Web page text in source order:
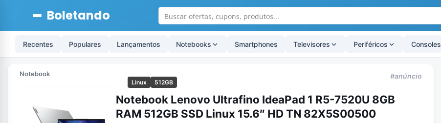
Boletando
Recentes Populares Lançamentos Notebooks Smartphones Televisores Periféricos Consoles
Notebook
Linux 512GB
#anúncio
Notebook Lenovo Ultrafino IdeaPad 1 R5-7520U 8GB
RAM 512GB SSD Linux 15.6″ HD TN 82X5S00500